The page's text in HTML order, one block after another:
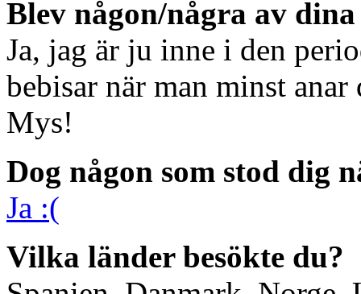
Blev någon/några av
Ja, jag är ju inne i den
bebisar när man minst
Mys!
Dog någon som stod dig
Ja :(
Vilka länder besökte du?